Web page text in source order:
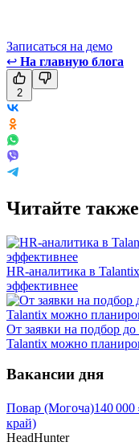
Записаться на демо
↩ На главную блога
2
Читайте также
HR-аналитика в
эффективнее
От заявки на подбор
Talantix можно
Вакансии дня
Повар (Могоча)140 000
край)
HeadHunter